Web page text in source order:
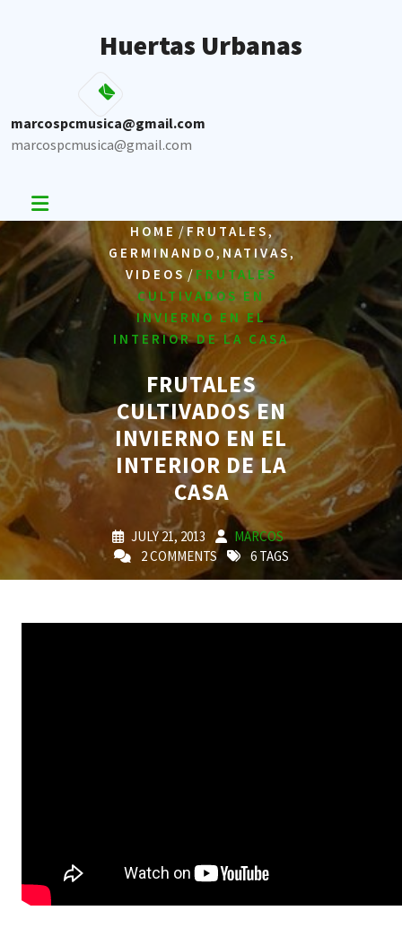
Huertas Urbanas
marcospcmusica@gmail.com
marcospcmusica@gmail.com
HOME/FRUTALES,
GERMINANDO, NATIVAS,
VIDEOS / FRUTALES
CULTIVADOS EN
INVIERNO EN EL
INTERIOR DE LA CASA
FRUTALES
CULTIVADOS EN
INVIERNO EN EL
INTERIOR DE LA
CASA
JULY 21, 2013
MARCOS
2 COMMENTS
6 TAGS